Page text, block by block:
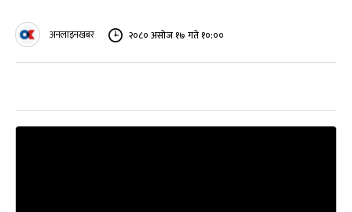
अनलाइनखबर २०८० असोज १७ गते १०:००